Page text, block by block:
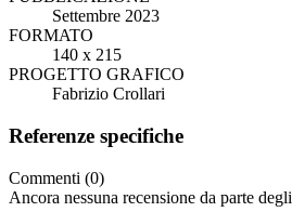
Settembre 2023
FORMATO
140 x 215
PROGETTO GRAFICO
Fabrizio Crollari
Referenze specifiche
Commenti (0)
Ancora nessuna recensione da parte